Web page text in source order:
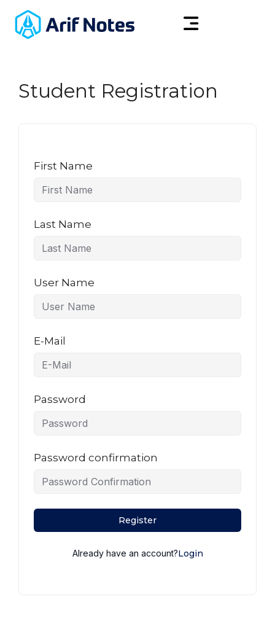
Student Registration
First Name
Last Name
User Name
E-Mail
Password
Password confirmation
Register
Already have an account?Login